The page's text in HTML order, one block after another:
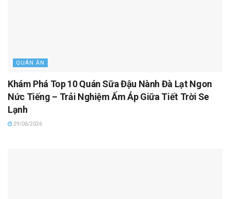
QUÁN ĂN
Khám Phá Top 10 Quán Sữa Đậu Nành Đà Lạt Ngon
Nức Tiếng – Trải Nghiệm Ấm Áp Giữa Tiết Trời Se
Lạnh
29/06/2026